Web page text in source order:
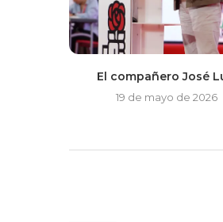
El compañero José
19 de mayo de 2026